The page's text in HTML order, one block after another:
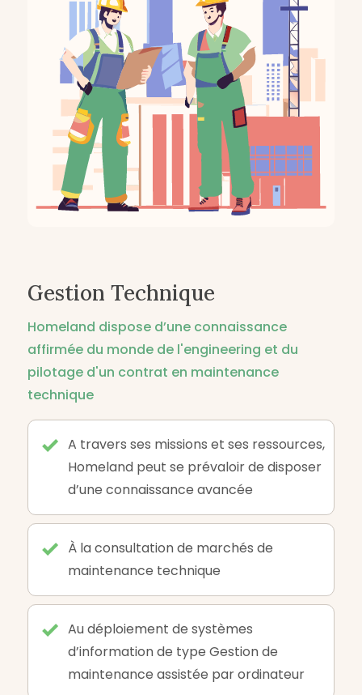
Gestion Technique
Homeland dispose d’une connaissance
affirmée du monde de l'engineering et du
pilotage d'un contrat en maintenance
technique
A travers ses missions et ses ressources,
Homeland peut se prévaloir de disposer
d’une connaissance avancée
À la consultation de marchés de
maintenance technique
Au déploiement de systèmes
d’information de type Gestion de
maintenance assistée par ordinateur